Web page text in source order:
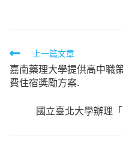
Read
more
articles
上一篇文章
嘉南藥理大學提供高中職
費住宿獎勵方案.
國立臺北大學辦理